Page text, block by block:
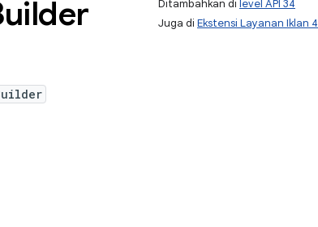
Ditambahkan di level API 34
Juga di Ekstensi Layanan Iklan 4